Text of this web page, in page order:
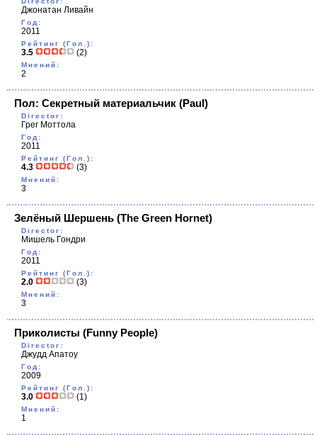
Джонатан Ливайн
Год:
2011
Рейтинг (Гол.):
3.5 (2)
Мнений:
2
Пол: Секретный материальчик (Paul)
Director:
Грег Моттола
Год:
2011
Рейтинг (Гол.):
4.3 (3)
Мнений:
3
Зелёный Шершень (The Green Hornet)
Director:
Мишель Гондри
Год:
2011
Рейтинг (Гол.):
2.0 (3)
Мнений:
3
Приколисты (Funny People)
Director:
Джудд Апатоy
Год:
2009
Рейтинг (Гол.):
3.0 (1)
Мнений:
1